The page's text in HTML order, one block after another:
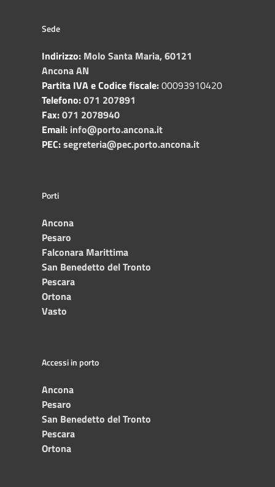
Sede
Indirizzo: Molo Santa Maria, 60121
Ancona AN
Partita IVA e Codice fiscale:00093910420
Telefono:071 207891
Fax:071 2078940
Email: info@porto.ancona.it
PEC:segreteria@pec.porto.ancona.it
Porti
Ancona
Pesaro
Falconara Marittima
San Benedetto del Tronto
Pescara
Ortona
Vasto
Accessi in porto
Ancona
Pesaro
San Benedetto del Tronto
Pescara
Ortona